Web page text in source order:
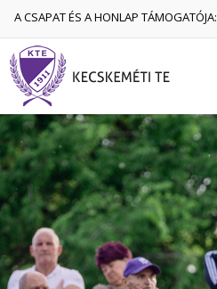
A CSAPAT ÉS A HONLAP TÁMOGATÓJA: